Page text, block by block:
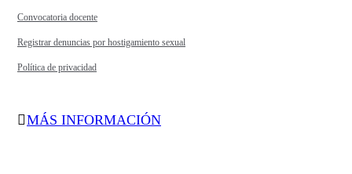
Convocatoria docente
Registrar denuncias por hostigamiento sexual
Política de privacidad
MÁS INFORMACIÓN